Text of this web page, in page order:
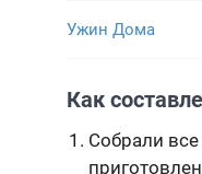
Ужин Дома
Как
Собрали